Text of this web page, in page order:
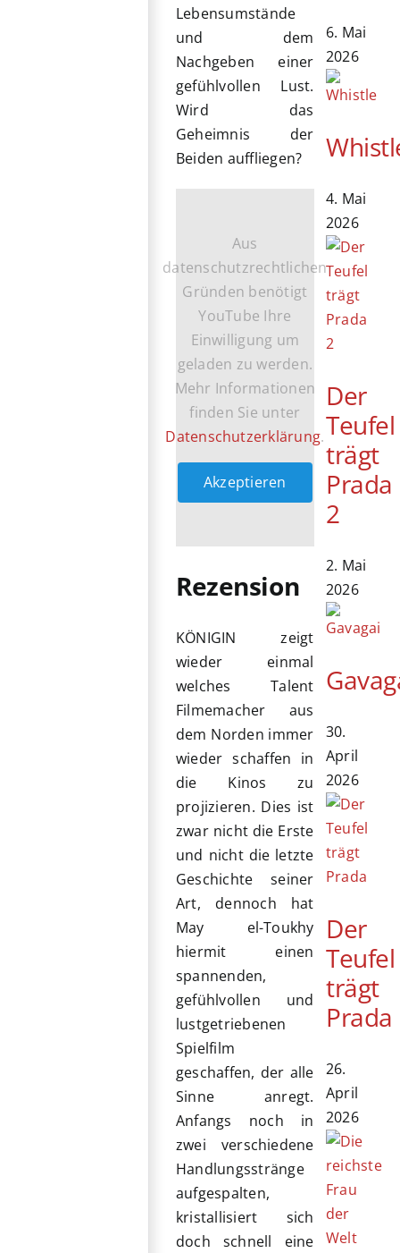
Lebensumstände
und dem
Nachgeben einer
gefühlvollen Lust.
Wird das
Geheimnis der
Beiden auffliegen?
Aus
datenschutzrechtlichen
Gründen benötigt
YouTube Ihre
Einwilligung um
geladen zu werden.
Mehr Informationen
finden Sie unter
Datenschutzerklärung.
Akzeptieren
Rezension
KÖNIGIN zeigt
wieder einmal
welches Talent
Filmemacher aus
dem Norden immer
wieder schaffen in
die Kinos zu
projizieren. Dies ist
zwar nicht die Erste
und nicht die letzte
Geschichte seiner
Art, dennoch hat
May el-Toukhy
hiermit einen
spannenden,
gefühlvollen und
lustgetriebenen
Spielfilm
geschaffen, der alle
Sinne anregt.
Anfangs noch in
zwei verschiedene
Handlungsstränge
aufgespalten,
kristallisiert sich
doch schnell eine
6. Mai
2026
4. Mai
2026
Der
Teufel
trägt
Prada
2
2. Mai
2026
30.
April
2026
Der
Teufel
trägt
Prada
26.
April
2026